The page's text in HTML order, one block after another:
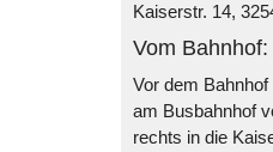
Kaiserstr. 14,
Vom Bahnhof:
Vor dem Bahnhof
am Busbahnhof
rechts in die